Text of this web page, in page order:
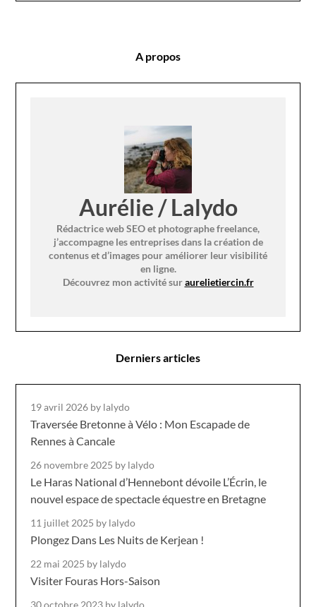
A propos
Aurélie / Lalydo
Rédactrice web SEO et photographe freelance,
j’accompagne les entreprises dans la création de
contenus et d’images pour améliorer leur visibilité
en ligne.
Découvrez mon activité suraurelietiercin.fr
Derniers articles
19 avril 2026 by lalydo
Traversée Bretonne à Vélo : Mon Escapade de
Rennes à Cancale
26 novembre 2025 by lalydo
Le Haras National d’Hennebont dévoile L’Écrin, le
nouvel espace de spectacle équestre en Bretagne
11 juillet 2025 by lalydo
Plongez Dans Les Nuits de Kerjean !
22 mai 2025 by lalydo
Visiter Fouras Hors-Saison
30 octobre 2023 by lalydo